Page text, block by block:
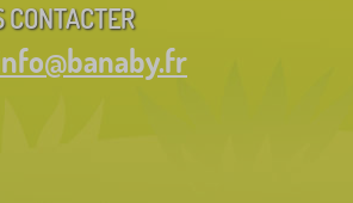
CONTACTER